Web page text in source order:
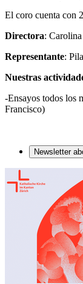
El coro cuenta con
Directora:
Representante:
Nuestras
-Ensayos todos los
Francisco)
Newsletter